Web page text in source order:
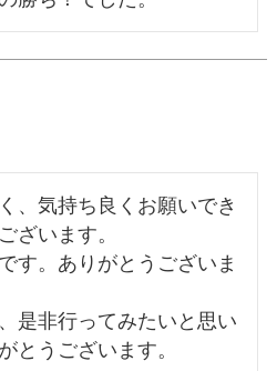
、気持ち良くお願いでき
ざいます。
す。ありがとうございま
是非行ってみたいと思い